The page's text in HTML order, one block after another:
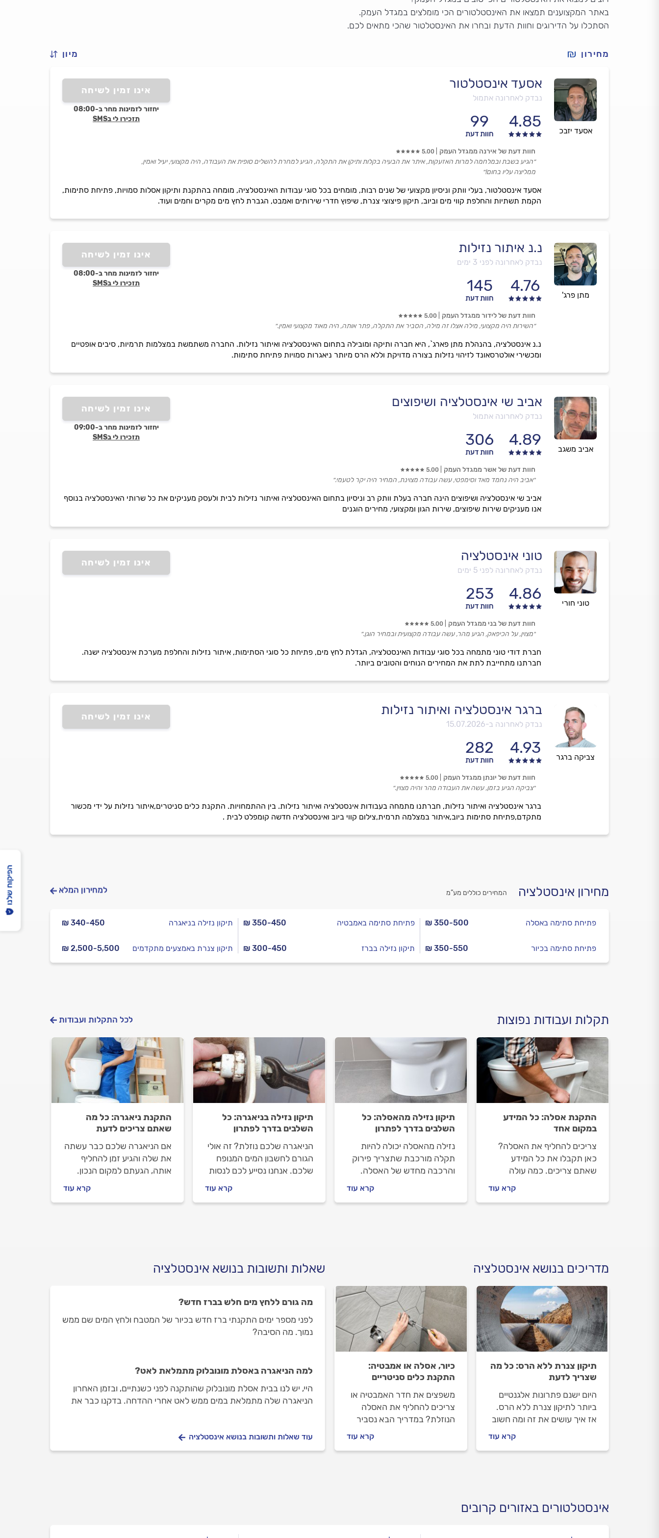
באתר המקצוענים תמצאו את האינסטלטורים הכי מומלצים במגדל העמק.
הסתכלו על הדירוגים וחוות הדעת ובחרו את האינסטלטור שהכי מתאים לכם.
מחירון מיון
אסעד יזבכ
אסעד אינסטלטור
נבדק לאחרונה אתמול
4.85
99
חוות דעת
אינו זמין לשיחה
יחזור לזמינות מחר ב-08:00
תזכירו לי בSMS
אסעד אינסטלטור, בעלי וותק וניסיון מקצועי של שנים רבות, מומחים בכל סוגי עבודות האינסטלציה, מומחה בהתקנת ותיקון אסלות סמויות, פתיחת סתימות,
הקמת תשתיות והחלפת קווי מים וביוב, תיקון פיצוצי צנרת, שיפוץ חדרי שירותים ואמבט, הגברת לחץ מים מקרים וחמים ועוד.
חוות דעת של אירנה ממגדל העמק 5.00
״הגיע בשבת ובמלחמה למרות האזעקות, איתר את הבעיה בקלות ותיקן את התקלה, הגיע למחרת להשלים סופית את העבודה, היה מקצועי, יעיל ואמין,
ממליצה עליו בחום!״
מתן פרג'
נ.נ איתור נזילות
נבדק לאחרונה לפני 3 ימים
4.76
145
חוות דעת
אינו זמין לשיחה
יחזור לזמינות מחר ב-08:00
תזכירו לי בSMS
נ.נ אינסטלציה, בהנהלת מתן פארג`, היא חברה ותיקה ומובילה בתחום האינסטלציה ואיתור נזילות. החברה משתמשת במצלמות תרמיות, סיבים אופטיים
ומכשירי אולטרסאונד לזיהוי נזילות בצורה מדויקת וללא הרס מיותר ניאגרות סמויות פתיחת סתימות.
חוות דעת של לידור ממגדל העמק 5.00
״השירות היה מקצועי, מילה אצלו זה מילה, הסביר את התקלה, פתר אותה, היה מאוד מקצועי ואמין.״
אביב משגב
אביב שי אינסטלציה ושיפוצים
נבדק לאחרונה אתמול
4.89
306
חוות דעת
אינו זמין לשיחה
יחזור לזמינות מחר ב-09:00
תזכירו לי בSMS
אביב שי אינסטלציה ושיפוצים הינה חברה בעלת וותק רב וניסיון בתחום האינסטלציה ואיתור נזילות לבית ולעסק מעניקים את כל שרותי האינסטלציה בנוסף
אנו מעניקים שירות שיפוצים, שירות הגון ומקצועי, מחירים הוגנים
חוות דעת של אשר ממגדל העמק 5.00
״אביב היה נחמד מאד וסימפטי, עשה עבודה מצוינת, המחיר היה יקר לטעמי.״
טוני חורי
טוני אינסטלציה
נבדק לאחרונה לפני 5 ימים
4.86
253
חוות דעת
אינו זמין לשיחה
חברת דודי טוני מתמחה בכל סוגי עבודות האינסטלציה, הגדלת לחץ מים, פתיחת כל סוגי הסתימות, איתור נזילות והחלפת מערכת אינסטלציה ישנה.
חברתנו מתחייבת לתת את המחירים הנוחים והטובים ביותר.
חוות דעת של בני ממגדל העמק 5.00
״מצוין, על הכיפאק, הגיע מהר, עשה עבודה מקצועית ובמחיר הוגן.״
צביקה ברגר
ברגר אינסטלציה ואיתור נזילות
נבדק לאחרונה ב-15.07.2026
4.93
282
חוות דעת
אינו זמין לשיחה
ברגר אינסטלציה ואיתור נזילות, חברתנו מתמחה בעבודות אינסטלציה ואיתור נזילות. בין ההתמחויות. התקנת כלים סניטרים,איתור נזילות על ידי מכשור
מתקדם,פתיחת סתימות ביוב,איתור במצלמה תרמית,צילום קווי ביוב ואינסטלציה חדשה קומפלט לבית .
חוות דעת של יונתן ממגדל העמק 5.00
״צביקה הגיע בזמן, עשה את העבודה מהר והיה מצוין.״
מחירון אינסטלציה המחירים כוללים מע”מ למחירון המלא
₪ 350-500 פתיחת סתימה באסלה
₪ 350-550 פתיחת סתימה בכיור
₪ 350-450 פתיחת סתימה באמבטיה
₪ 300-450 תיקון נזילה בברז
₪ 340-450 תיקון נזילה בניאגרה
₪ 2,500-5,500 תיקון צנרת באמצעים מתקדמים
תקלות ועבודות נפוצות לכל התקלות ועבודות
התקנת אסלה: כל המידע
במקום אחד
צריכים להחליף את האסלה?
כאן תקבלו את כל המידע
שאתם צריכים. כמה עולה
מתנהלים מול האינסטלטור.
קרא עוד
תיקון נזילה מהאסלה: כל
השלבים בדרך לפתרון
נזילה מהאסלה יכולה להיות
תקלה מורכבת שתצריך פירוק
והרכבה מחדש של האסלה.
את הנזילה בעצמכם ואם לא
תצליחו, נלווה אתכם בהתנהלות
קרא עוד
תיקון נזילה בניאגרה: כל
השלבים בדרך לפתרון
הניאגרה שלכם נוזלת? זה אולי
הגורם לחשבון המים המנופח
שלכם. אנחנו נסייע לכם לנסות
תצליחו? אל דאגה, אנחנו נלווה
אתכם לאורך כל התהליך ונסייע
קרא עוד
התקנת ניאגרה: כל מה
שאתם צריכים לדעת
אם הניאגרה שלכם כבר עשתה
את שלה והגיע זמן להחליף
אותה, הגעתם למקום הנכון.
הדרך, נעזור לכם להתנהל נכון
מול האינסטלטור ונעשה לכם
קרא עוד
מדריכים בנושא אינסטלציה
תיקון צנרת ללא הרס: כל מה
שצריך לדעת
היום ישנם פתרונות אלגנטיים
ביותר לתיקון צנרת ללא הרס.
אז איך עושים את זה ומה חשוב
קרא עוד
כיור, אסלה או אמבטיה:
התקנת כלים סניטריים
משפצים את חדר האמבטיה או
צריכים להחליף את האסלה
הנוזלת? במדריך הבא נסביר
החלפת כלים סניטריים, מהן
האפשרויות שעומדות לפנינו
קרא עוד
שאלות ותשובות בנושא אינסטלציה
מה גורם ללחץ מים חלש בברז חדש?
לפני מספר ימים התקנתי ברז חדש בכיור של המטבח ולחץ המים שם ממש
נמוך. מה הסיבה?
למה הניאגרה באסלת מונובלוק מתמלאת לאט?
היי, יש לנו בבית אסלת מונובלוק שהותקנה לפני כשנתיים, ובזמן האחרון
הניאגרה שלה מתמלאת במים ממש לאט אחרי ההדחה. בדקנו כבר את
עוד שאלות ותשובות בנושא אינסטלציה
אינסטלטורים באזורים קרובים
הפיקוח שלנו